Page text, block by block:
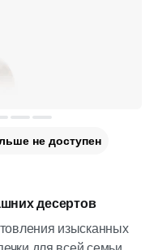
десертов
изысканных
не доступен